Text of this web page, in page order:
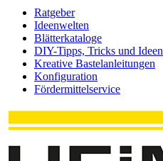
Ratgeber
Ideenwelten
Blätterkataloge
DIY-Tipps, Tricks und Ideen
Kreative Bastelanleitungen
Konfiguration
Fördermittelservice